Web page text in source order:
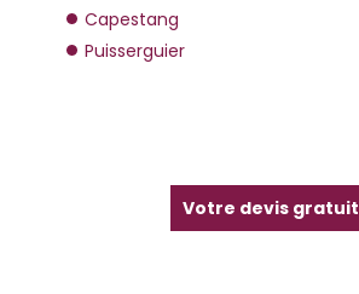
Capestang
Puisserguier
Votre devis gratuit